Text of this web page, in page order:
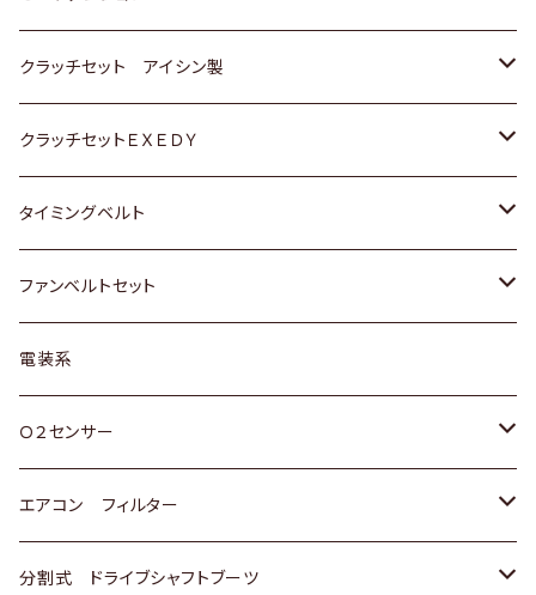
スバル
スバル
ダイハツ
マツダ
三菱
スバル
日野
ＷＡＧＥＮ
アストロ（シボレー）
クライスラー
ＶＯＬＶＯ
スズキ
日産
ダイハツ
マツダ
三菱
スバル
ダイハツ
日産
ホンダ
マツダ
トヨタ
クラッチセット アイシン製
ホンダ
スズキ
ダイハツ
マツダ
三菱
スバル
クラッチセットＥＸＥＤＹ
ホンダ
スズキ
日産
ダイハツ
マツダ
三菱
タイミングベルト
トヨタ
スズキ
ダイハツ
三菱
スバル
ファンベルトセット
トヨタ
ホンダ
スズキ
日産
電装系
Ｏ２センサー
トヨタ
ホンダ
エアコン フィルター
トヨタ
分割式 ドライブシャフトブーツ